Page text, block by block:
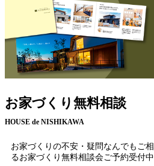
お家づくり無料相談
HOUSE de NISHIKAWA
お家づくりの不安・疑問なんでもご
るお家づくり無料相談会ご予約受付中